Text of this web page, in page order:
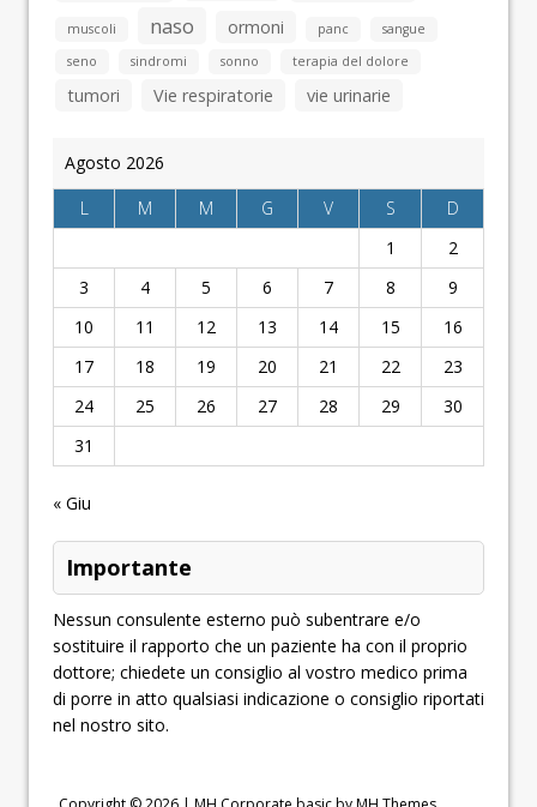
muscoli naso ormoni panc
sangue
seno
sindromi sonno terapia del dolore
tumori Vie respiratorie vie urinarie
Agosto 2026
L
M M G V S
D
1
2
3
4 5 6 7 8
9
10
11 12 13 14 15
16
17
18 19 20 21 22
23
24
25 26 27 28 29
30
31
« Giu
Importante
Nessun consulente esterno può subentrare e/o
sostituire il rapporto che un paziente ha con il proprio
dottore; chiedete un consiglio al vostro medico prima
di porre in atto qualsiasi indicazione o consiglio riportati
nel nostro sito.